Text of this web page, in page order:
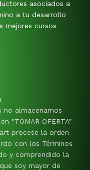
asociados a
a tu desarrollo
mejores cursos
no almacenamos
"TOMAR OFERTA"
procese la orden
con los Términos
y comprendido la
soy mayor de